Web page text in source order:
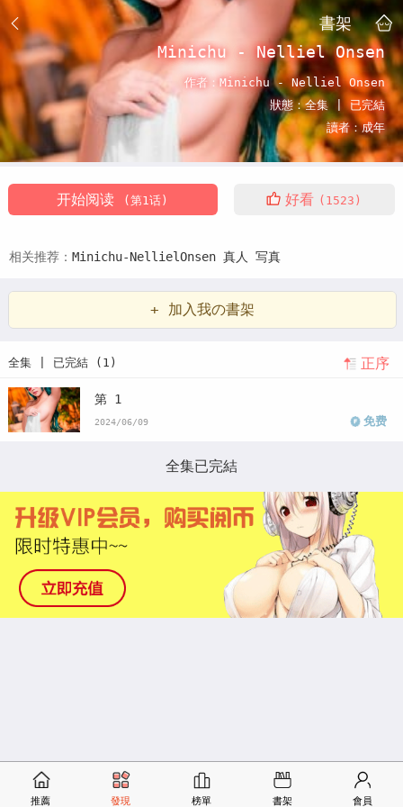
書架
Minichu - Nelliel Onsen
作者： Minichu - Nelliel Onsen
狀態：全集 |已完結
讀者：成年
开始阅读 (第1话) 好看 (1523)
相关推荐： Minichu-NellielOnsen 真人 写真
+ 加入我の書架
全集 | 已完結 (1) 正序
第 1
2024/06/09 免费
全集已完結
推薦 發現 榜單 書架 會員